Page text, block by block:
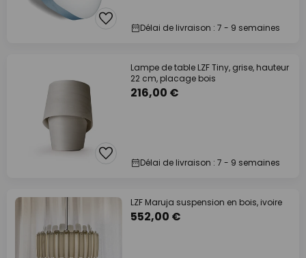
Délai de livraison : 7 - 9 semaines
Lampe de table LZF Tiny, grise, hauteur
22 cm, placage bois
216,00 €
Délai de livraison : 7 - 9 semaines
LZF Maruja suspension en bois, ivoire
552,00 €